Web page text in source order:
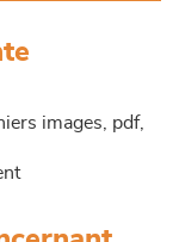
images, pdf,